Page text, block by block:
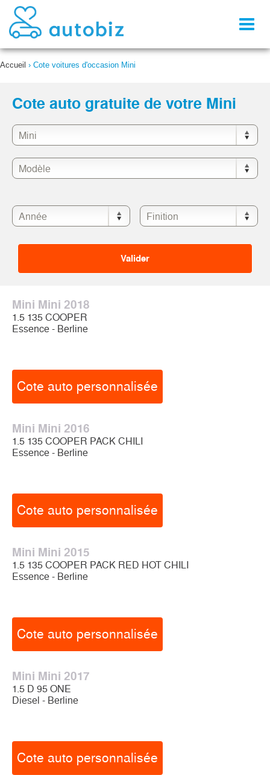
Accueil › Cote voitures d'occasion Mini
Cote auto gratuite de votre Mini
Mini Mini 2018
1.5 135 COOPER
Essence - Berline
Cote auto personnalisée
Mini Mini 2016
1.5 135 COOPER PACK CHILI
Essence - Berline
Cote auto personnalisée
Mini Mini 2015
1.5 135 COOPER PACK RED HOT CHILI
Essence - Berline
Cote auto personnalisée
Mini Mini 2017
1.5 D 95 ONE
Diesel - Berline
Cote auto personnalisée